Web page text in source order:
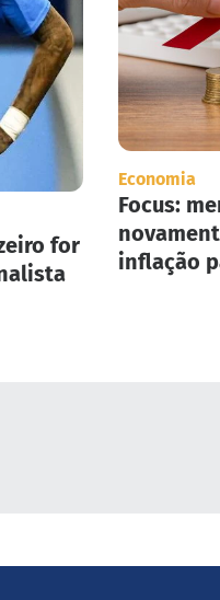
for
Economia
Focus:
inflação